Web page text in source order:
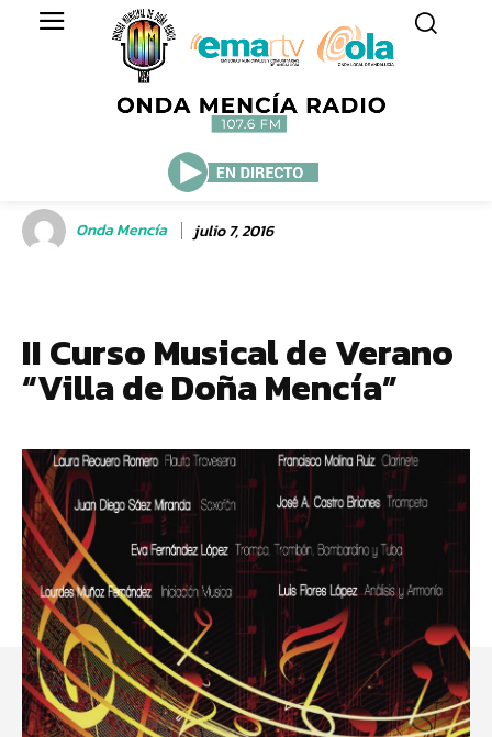
Onda Mencía julio 7, 2016
II Curso Musical de Verano
“Villa de Doña Mencía”